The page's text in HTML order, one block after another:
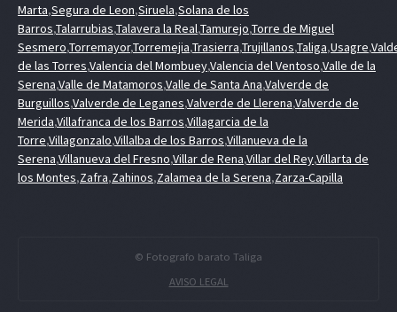
Marta,Segura de Leon,Siruela,Solana de los
Barros,Talarrubias,Talavera la Real,Tamurejo,Torre de Miguel
Sesmero,Torremayor,Torremejia,Trasierra,Trujillanos,Taliga,Usagre,
de las Torres,Valencia del Mombuey,Valencia del Ventoso,Valle de la
Serena,Valle de Matamoros,Valle de Santa Ana,Valverde de
Burguillos,Valverde de Leganes,Valverde de Llerena,Valverde de
Merida,Villafranca de los Barros,Villagarcia de la
Torre,Villagonzalo,Villalba de los Barros,Villanueva de la
Serena,Villanueva del Fresno,Villar de Rena,Villar del Rey,Villarta de
los Montes,Zafra,Zahinos,Zalamea de la Serena,Zarza-Capilla
© Fotografo barato Taliga
AVISO LEGAL